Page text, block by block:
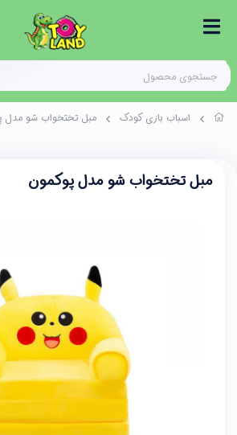
اسباب بازی کودک مبل تختخواب شو مدل
مبل تختخواب شو مدل پوکمون